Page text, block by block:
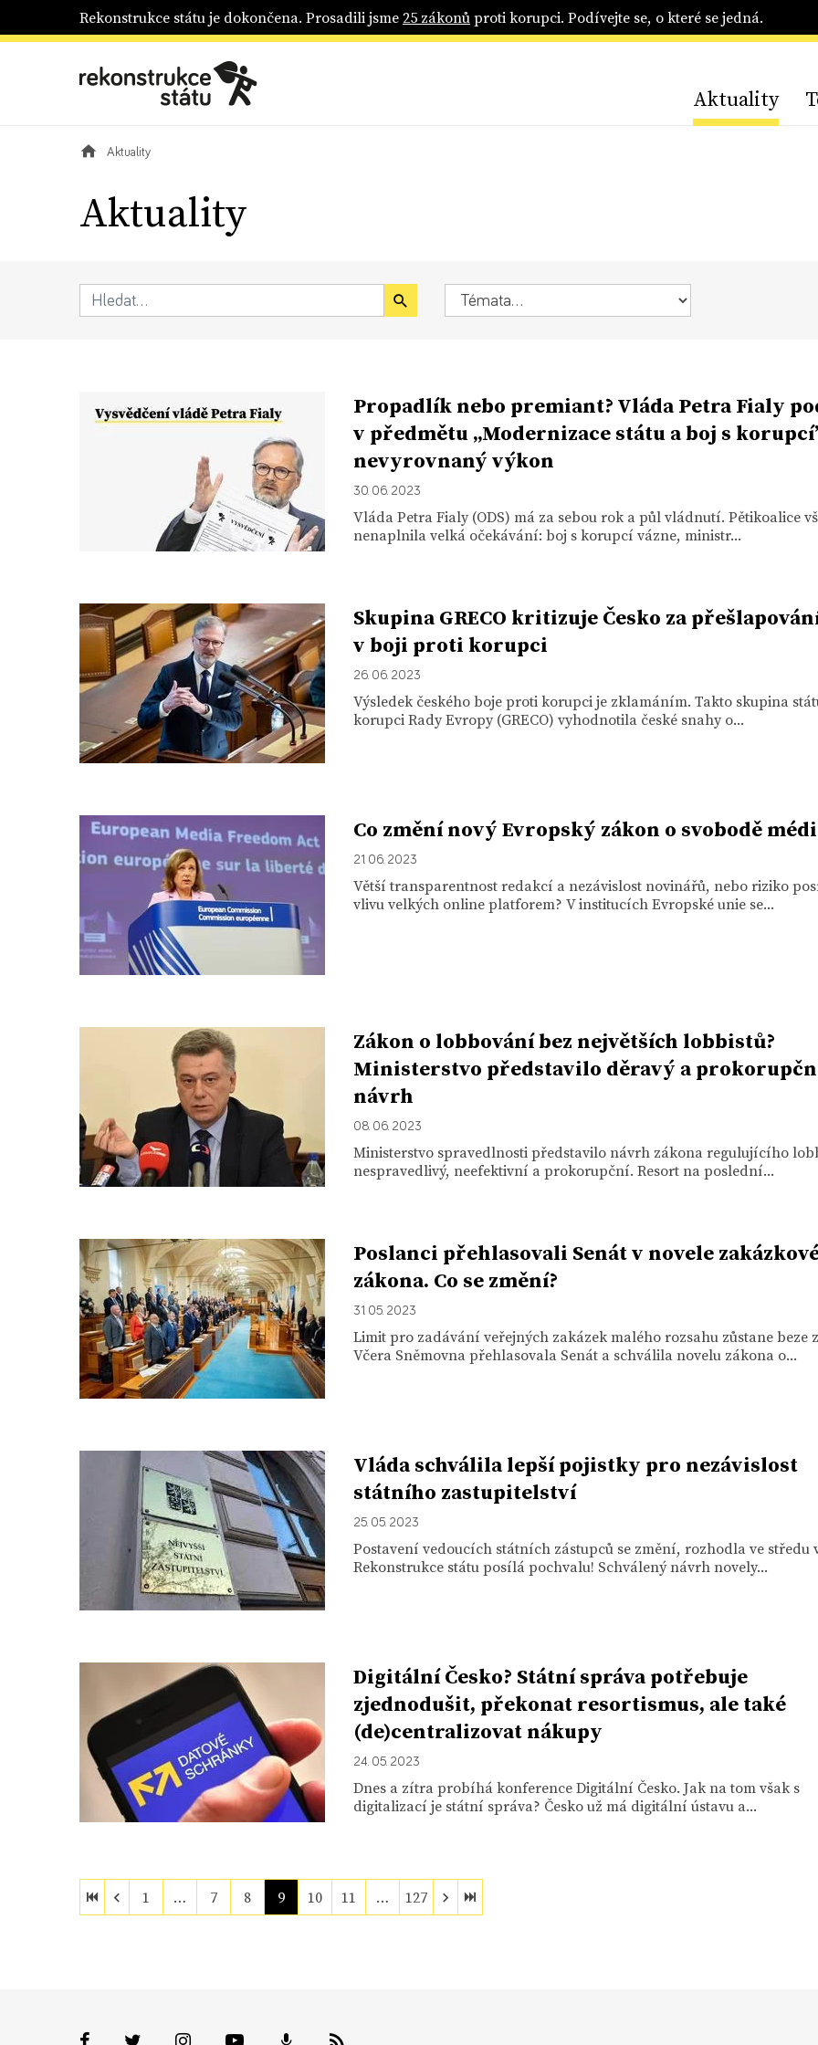
Rekonstrukce státu je dokončena. Prosadili jsme25 zákonůproti korupci. Podívejte se, o které se jedná.
Aktuality
Aktuality
Aktuality
Propadlík nebo premiant? Vláda Petra Fialy
v předmětu „Modernizace státu a boj s
nevyrovnaný výkon
30. 06. 2023
Vláda Petra Fialy (ODS) má za sebou rok a půl vládnutí. Pětikoalice
nenaplnila velká očekávání: boj s korupcí vázne, ministr...
Skupina GRECO kritizuje Česko za
v boji proti korupci
26. 06. 2023
Výsledek českého boje proti korupci je zklamáním. Takto skupina
korupci Rady Evropy (GRECO) vyhodnotila české snahy o...
Co změní nový Evropský zákon o svobodě
21. 06. 2023
Větší transparentnost redakcí a nezávislost novinářů, nebo riziko
vlivu velkých online platforem? V institucích Evropské unie se...
Zákon o lobbování bez největších lobbistů?
Ministerstvo představilo děravý a
návrh
08. 06. 2023
Ministerstvo spravedlnosti představilo návrh zákona regulujícího
nespravedlivý, neefektivní a prokorupční. Resort na poslední...
Poslanci přehlasovali Senát v novele
zákona. Co se změní?
31. 05. 2023
Limit pro zadávání veřejných zakázek malého rozsahu zůstane beze
Včera Sněmovna přehlasovala Senát a schválila novelu zákona o...
Vláda schválila lepší pojistky pro nezávislost
státního zastupitelství
25. 05. 2023
Postavení vedoucích státních zástupců se změní, rozhodla ve středu
Rekonstrukce státu posílá pochvalu! Schválený návrh novely...
Digitální Česko? Státní správa potřebuje
zjednodušit, překonat resortismus, ale také
(de)centralizovat nákupy
24. 05. 2023
Dnes a zítra probíhá konference Digitální Česko. Jak na tom však s
digitalizací je státní správa? Česko už má digitální ústavu a...
1 … 7 8 9 10 11 … 127